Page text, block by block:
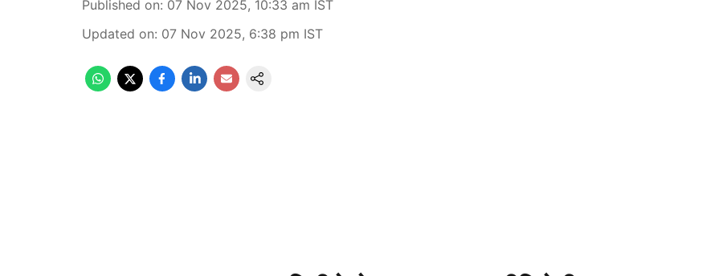
Published on: 07 Nov 2025, 10:33 am IST
Updated on: 07 Nov 2025, 6:38 pm IST